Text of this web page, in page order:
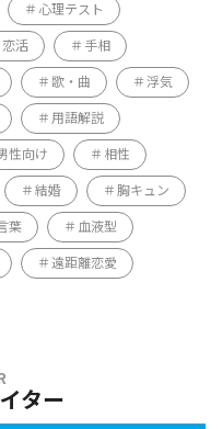
心理テスト
恋活 手相
歌・曲 浮気
用語解説
性向け 相性
結婚 胸キュン
葉 血液型
遠距離恋愛
ター